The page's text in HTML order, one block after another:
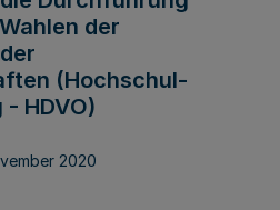
der
(Hochschul-
HDVO)
2020